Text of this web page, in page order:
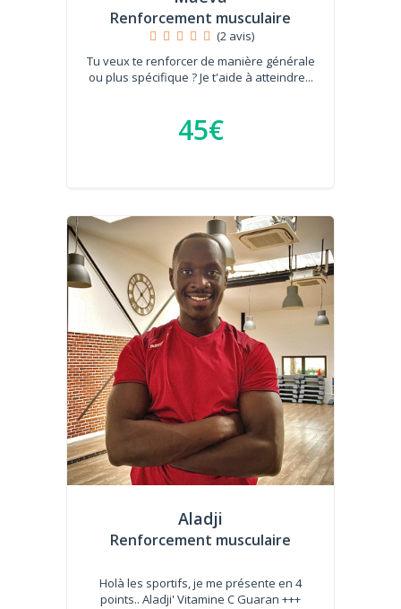
Renforcement musculaire
(2 avis)
Tu veux te renforcer de manière générale
ou plus spécifique ? Je t'aide à atteindre...
45€
Aladji
Renforcement musculaire
Holà les sportifs, je me présente en 4
points.. Aladji' Vitamine C Guaran +++